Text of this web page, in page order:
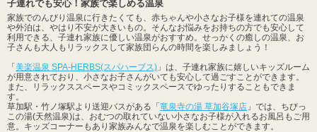
子連れでも安心！家族で楽しめる温泉
家族でのんびり温泉に行きたくても、赤ちゃんや小さなお子様を連れての温泉
や外泊は、やはり不安が大きいもの。そんなお悩みをお持ちの方でも安心して
利用できる、子連れ家族に優しい温泉がおすすめ。せっかくの癒しの温泉、お
子さんも大人もリラックスして家族団らんの時間を楽しみましょう！
「美楽温泉 SPA-HERBS(スパハーブス) 」は、子連れ家族に嬉しいキッズルーム
が用意されており、小さなお子さんがいても安心して過ごすことができます。
また、リラックススペースやコミックスペースでゆったりすることもできま
す。
草加駅・竹ノ塚駅より送迎バスがある「竜泉寺の湯 草加谷塚店 」では、ちびっ
この湯(天然温泉)は、おむつの取れていない小さなお子様が入れるお風呂もご用
意。キッズコーナーもあり家族みんなで温泉を楽しむことができます。